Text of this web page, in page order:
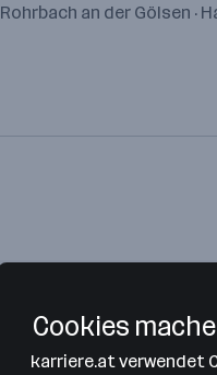
Rohrbach an der Gölsen ·
Cookies
karriere.at verwendet